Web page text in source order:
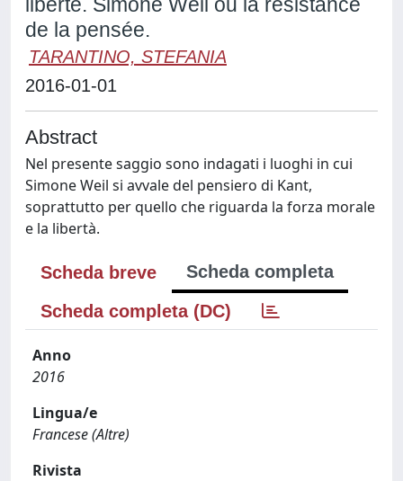
de la pensée.
TARANTINO, STEFANIA
2016-01-01
Abstract
Nel presente saggio sono indagati i luoghi in cui
Simone Weil si avvale del pensiero di Kant,
soprattutto per quello che riguarda la forza morale
e la libertà.
Scheda breve
Scheda completa
Scheda completa (DC)
Anno
2016
Lingua/e
Francese (Altre)
Rivista